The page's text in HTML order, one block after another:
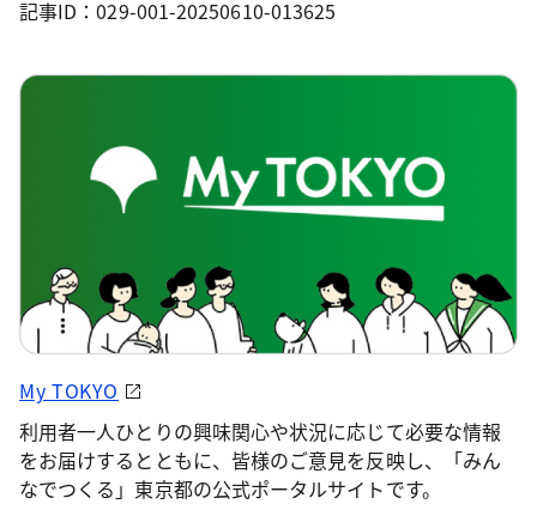
記事ID：029-001-20250610-013625
My TOKYO
利用者一人ひとりの興味関心や状況に応じて必要な情報
をお届けするとともに、皆様のご意見を反映し、「みん
なでつくる」東京都の公式ポータルサイトです。